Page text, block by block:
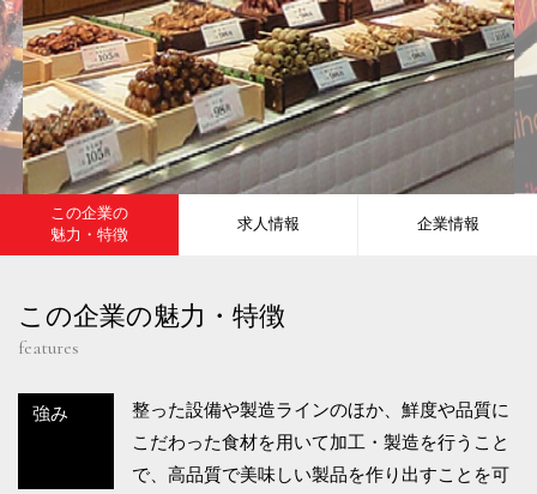
この企業の
魅力・特徴
求人情報 企業情報
この企業の魅力・特徴
features
強み
整った設備や製造ラインのほか、鮮度や品質に
こだわった食材を用いて加工・製造を行うこと
で、高品質で美味しい製品を作り出すことを可